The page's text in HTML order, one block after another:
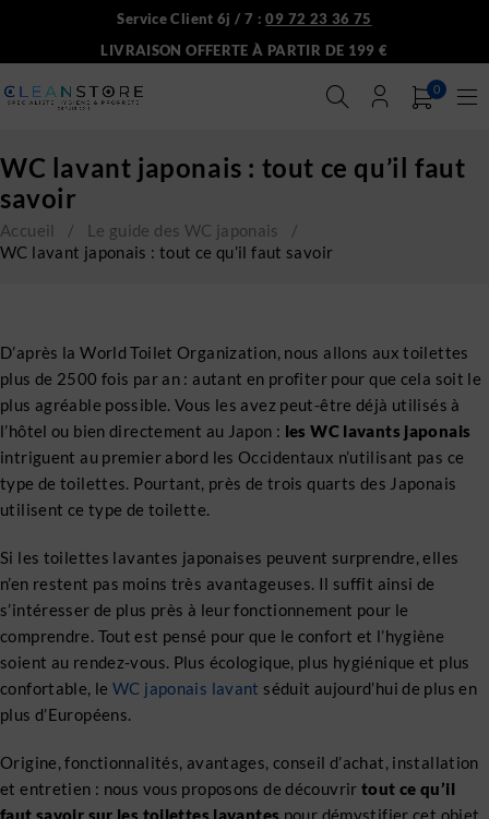
Service Client 6j / 7 :09 72 23 36 75
LIVRAISON OFFERTE À PARTIR DE 199 €
0
WC lavant japonais : tout ce qu’il faut
savoir
Accueil / Le guide des WC japonais
/
WC lavant japonais : tout ce qu’il faut savoir
D’après la World Toilet Organization, nous allons aux toilettes
plus de 2500 fois par an : autant en profiter pour que cela soit le
plus agréable possible. Vous les avez peut-être déjà utilisés à
l’hôtel ou bien directement au Japon : les WC lavants japonais
intriguent au premier abord les Occidentaux n’utilisant pas ce
type de toilettes. Pourtant, près de trois quarts des Japonais
utilisent ce type de toilette.
Si les toilettes lavantes japonaises peuvent surprendre, elles
n’en restent pas moins très avantageuses. Il suffit ainsi de
s’intéresser de plus près à leur fonctionnement pour le
comprendre. Tout est pensé pour que le confort et l’hygiène
soient au rendez-vous. Plus écologique, plus hygiénique et plus
confortable, le WC japonais lavant séduit aujourd’hui de plus en
plus d’Européens.
Origine, fonctionnalités, avantages, conseil d’achat, installation
et entretien : nous vous proposons de découvrir tout ce qu’il
faut savoir sur les toilettes lavantes pour démystifier cet objet